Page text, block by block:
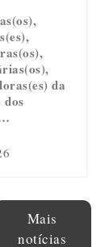
da
dos
Mais
notícias